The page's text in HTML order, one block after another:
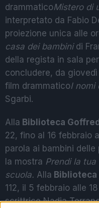
drammaticoMistero di
interpretato da Fabio
proiezione unica alle
casa dei bambini di
della regista in sala
concludere, da
film drammaticoI nomi
Sgarbi.
Alla Biblioteca
22, fino al 16 febbraio
parola ai bambini
la mostra Prendi la
scuola. Alla Biblioteca
112, il 5 febbraio alle
scrittrice Nadia